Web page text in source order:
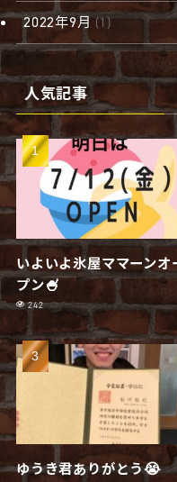
2022年9月(1)
人気記事
いよいよ氷屋ママーンオ
プン🍧
242
ゆうき君ありがとう😭